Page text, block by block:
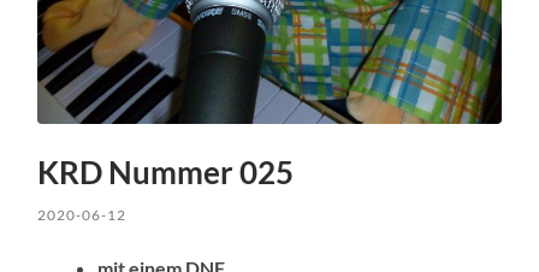
KRD Nummer 025
2020-06-12